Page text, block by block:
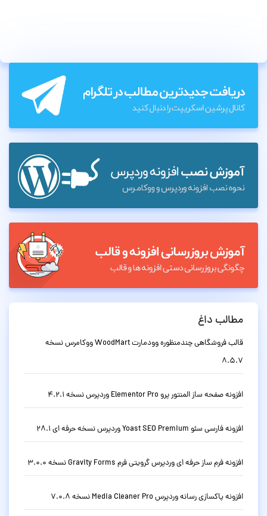
مطالب داغ
قالب فروشگاهی چندمنظوره وودمارت WoodMart ووکامرس نسخه
8.5.7
افزونه صفحه ساز المنتور پرو Elementor Pro وردپرس نسخه 4.2.1
افزونه فارسی سئو Yoast SEO Premium وردپرس نسخه حرفه ای 28.1
افزونه فرم ساز حرفه ای وردپرس گرویتی فرم Gravity Forms نسخه 3.0.0
افزونه پاکسازی رسانه وردپرس Media Cleaner Pro نسخه 7.0.8